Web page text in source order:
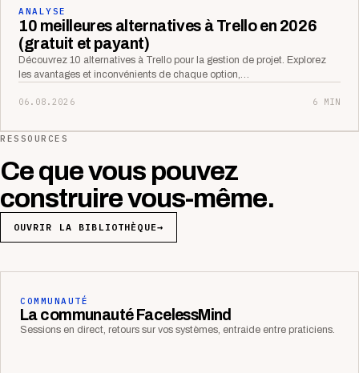
ANALYSE
10 meilleures alternatives à Trello en 2026
(gratuit et payant)
Découvrez 10 alternatives à Trello pour la gestion de projet. Explorez
les avantages et inconvénients de chaque option,…
06.08.2026 6 MIN
RESSOURCES
Ce que vous pouvez
construire vous-même.
OUVRIR LA BIBLIOTHÈQUE→
COMMUNAUTÉ
La communauté FacelessMind
Sessions en direct, retours sur vos systèmes, entraide entre praticiens.